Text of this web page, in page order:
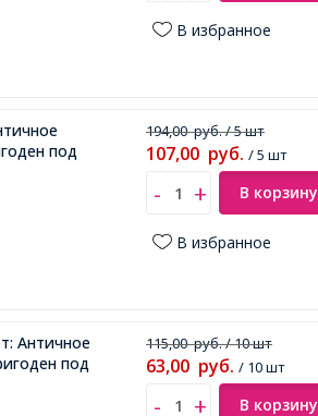
В избранное
под
194,00руб./ 5 шт
107,00 руб. / 5 шт
В корзину
В избранное
Античное
под
115,00руб./ 10 шт
63,00 руб. / 10 шт
В корзину